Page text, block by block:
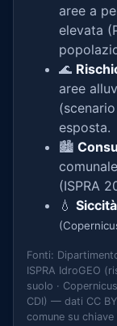
aree a
elevata
🌊
aree
esposta.
🏙️
(ISPRA
💧
Fonti:
ISPRA IdroGEO
suolo ·
CDI) — dati CC
comune su chiave